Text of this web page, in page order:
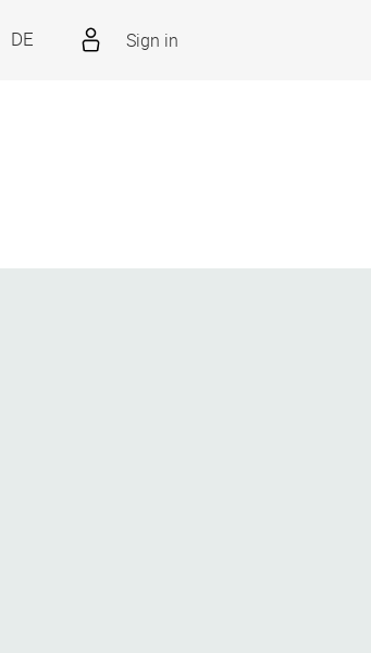
DE Sign in